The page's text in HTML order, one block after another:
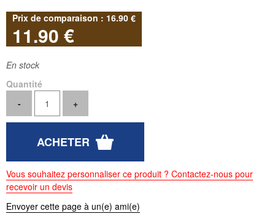
16.90 €
11.90 €
En stock
Quantité
Vous souhaitez personnaliser ce produit ? Contactez-nous pour
recevoir un devis
Envoyer cette page à un(e) ami(e)